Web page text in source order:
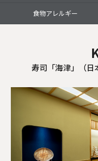
食物アレルギー
寿司「海津」（日